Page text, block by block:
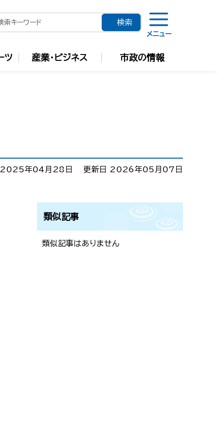
メニュー
ツ 産業・ビジネス 市政の情報
2025年04月28日 更新日 2026年05月07日
類似記事
類似記事はありません